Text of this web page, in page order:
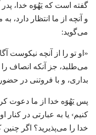
گفته است که یَهُوَه خدا،‏
و آنچه از ما انتظار دارد،‏
می‌گوید:‏
‏«او تو را از آنچه نیکوست
می‌طلبد،‏ جز آنکه انصاف
بداری،‏ و با فروتنی در
پس یَهُوَه خدا از ما دعوت
کنیم› یا به عبارتی در کنار
خدا را می‌پذیرید؟‏ اگر چنین